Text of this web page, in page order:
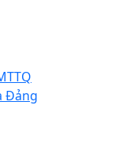
Đảng